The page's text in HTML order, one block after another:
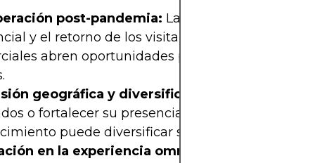
post-pandemia: La reactivación del
y el retorno de los visitantes a los centros
abren oportunidades para aumentar la
geográfica y diversificación:
o fortalecer su presencia en regiones con
puede diversificar sus ingresos.
en la experiencia omnicanal: